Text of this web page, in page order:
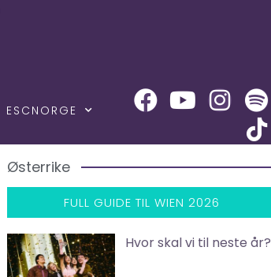
ESCNORGE
Østerrike
FULL GUIDE TIL WIEN 2026
Hvor skal vi til neste år?